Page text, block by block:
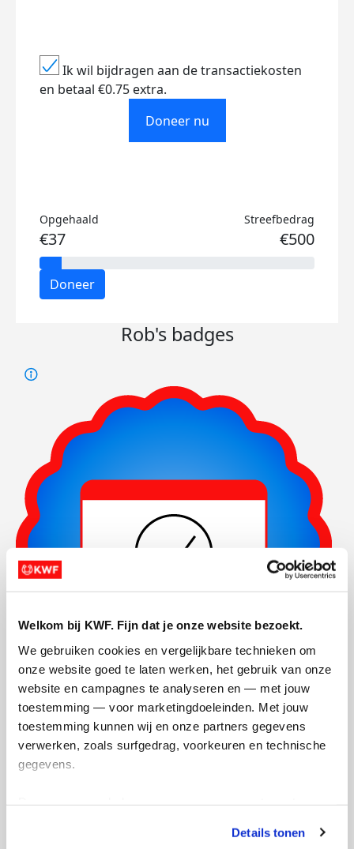
Welkom bij KWF. Fijn dat je onze website bezoekt.
We gebruiken cookies en vergelijkbare technieken om
onze website goed te laten werken, het gebruik van onze
website en campagnes te analyseren en — met jouw
toestemming — voor marketingdoeleinden. Met jouw
toestemming kunnen wij en onze partners gegevens
verwerken, zoals surfgedrag, voorkeuren en technische
gegevens.
tonen. Je kunt je toestemming op elk moment wijzigen of
Details tonen
Ik wil bijdragen aan de transactiekosten
en betaal €0.75 extra.
Doneer nu
Opgehaald
€37
Streefbedrag
€500
Doneer
Rob's badges
Actiepagina gemaakt